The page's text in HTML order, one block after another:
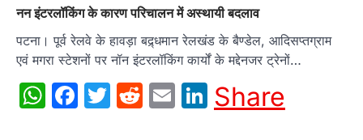
नन इंटरलॉकिंग के कारण परिचालन में अस्थायी बदलाव
पटना। पूर्व रेलवे के हावड़ा बद्र्धमान रेलखंड के बैण्डेल, आदिसप्तग्राम
एवं मगरा स्टेशनों पर नॉन इंटरलॉकिंग कार्यों के मद्देनजर ट्रेनों…
WhatsApp
Facebook
Twitter
Reddit
EmailLinkedIn
Share